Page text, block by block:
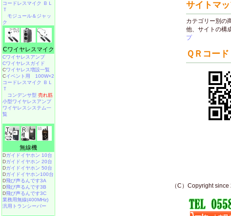
コードレスマイク ＢＬ
Ｔ
モジュール＆ジャッ
ク
Cワイヤレスマイク
Cワイヤレスアンプ
Cワイヤレスガイド
Cワイヤレス増設一覧
Cイベント用 100W×2
コードレスマイク ＢＬ
Ｔ
コンデンサ型 売れ筋
小型ワイヤレスアンプ
ワイヤレスシステム一
覧
無線機
Dガイドイヤホン 10台
Dガイドイヤホン 20台
Dガイドイヤホン 50台
Dガイドイヤホン100台
D飛び声るんです3A
D飛び声るんです3B
D飛び声るんです3C
業務用無線(400MHz)
汎用トランシーバー